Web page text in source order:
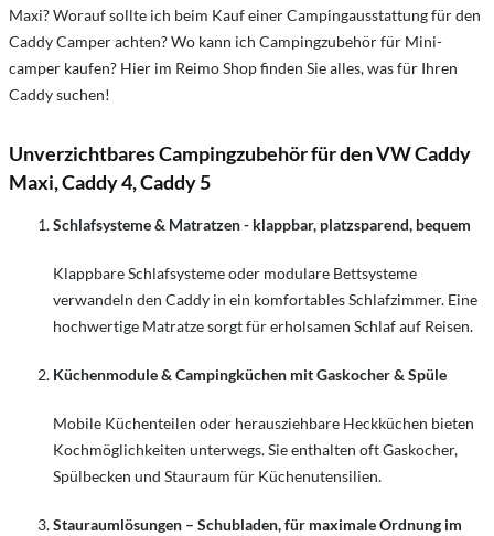
Maxi? Worauf sollte ich beim Kauf einer Campingausstattung für den
Caddy Camper achten? Wo kann ich Campingzubehör für Mini-
camper kaufen? Hier im Reimo Shop finden Sie alles, was für Ihren
Caddy suchen!
Unverzichtbares Campingzubehör für den VW Caddy
Maxi, Caddy 4, Caddy 5
Schlafsysteme & Matratzen - klappbar, platzsparend, bequem
Klappbare Schlafsysteme oder modulare Bettsysteme
verwandeln den Caddy in ein komfortables Schlafzimmer. Eine
hochwertige Matratze sorgt für erholsamen Schlaf auf Reisen.
Küchenmodule & Campingküchen mit Gaskocher & Spüle
Mobile Küchenteilen oder herausziehbare Heckküchen bieten
Kochmöglichkeiten unterwegs. Sie enthalten oft Gaskocher,
Spülbecken und Stauraum für Küchenutensilien.
Stauraumlösungen – Schubladen, für maximale Ordnung im